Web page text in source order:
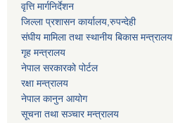
वृत्ति मार्गनिर्देशन
जिल्ला प्रशासन कार्यालय,रुपन्देही
संघीय मामिला तथा स्थानीय बिकास मन्त्रालय
गृह मन्त्रालय
नेपाल सरकारको पोर्टल
रक्षा मन्त्रालय
नेपाल कानुन आयोग
सूचना तथा सञ्चार मन्त्रालय